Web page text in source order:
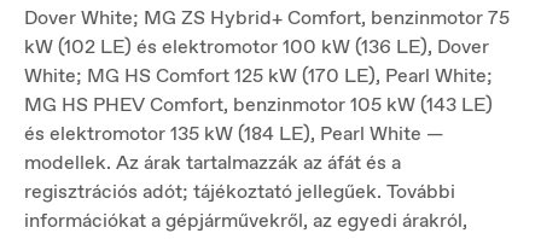
Dover White; MG ZS Hybrid+ Comfort, benzinmotor 75
kW (102 LE) és elektromotor 100 kW (136 LE), Dover
White; MG HS Comfort 125 kW (170 LE), Pearl White;
MG HS PHEV Comfort, benzinmotor 105 kW (143 LE)
és elektromotor 135 kW (184 LE), Pearl White —
modellek. Az árak tartalmazzák az áfát és a
regisztrációs adót; tájékoztató jellegűek. További
információkat a gépjárművekről, az egyedi árakról,